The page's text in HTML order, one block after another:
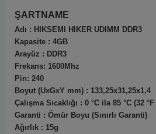
ŞARTNAME
Adı : HIKSEMI HIKER UDIMM DDR3
Kapasite : 4GB
Arayüz : DDR3
Frekans: 1600Mhz
Pin: 240
Boyut (UxGxY mm) : 133,25x31,25x1,4
Çalışma Sıcaklığı : 0 °C ila 85 °C (32
Garanti : Ömür Boyu (Sınırlı Garanti)
Ağırlık : 15g